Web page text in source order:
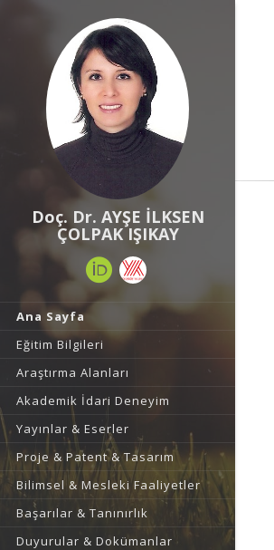
Doç. Dr. AYŞE İLKSEN
ÇOLPAK IŞIKAY
Ana Sayfa
Eğitim Bilgileri
Araştırma Alanları
Akademik İdari Deneyim
Yayınlar & Eserler
Proje & Patent & Tasarım
Bilimsel & Mesleki Faaliyetler
Başarılar & Tanınırlık
Duyurular & Dokümanlar